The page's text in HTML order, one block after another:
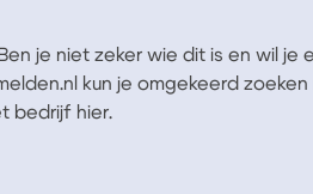
je niet zeker wie dit is en wil je
kun je omgekeerd zoeken
bedrijf hier.